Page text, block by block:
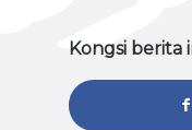
Kongsi berita